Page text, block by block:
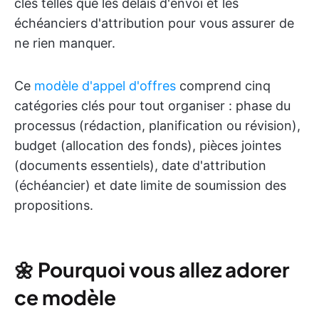
clés telles que les délais d'envoi et les
échéanciers d'attribution pour vous assurer de
ne rien manquer.
Ce modèle d'appel d'offres comprend cinq
catégories clés pour tout organiser : phase du
processus (rédaction, planification ou révision),
budget (allocation des fonds), pièces jointes
(documents essentiels), date d'attribution
(échéancier) et date limite de soumission des
propositions.
🌼 Pourquoi vous allez adorer
ce modèle